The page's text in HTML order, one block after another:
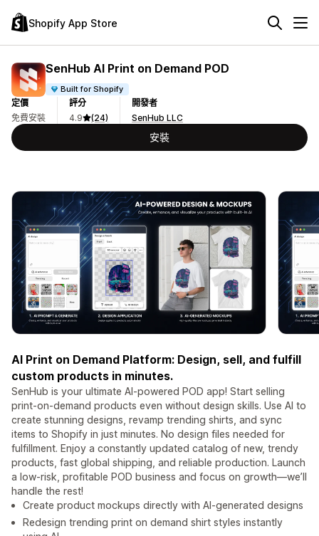
Shopify App Store
SenHub AI Print on Demand POD
Built for Shopify
定價
免費安裝
評分
4.9
(24)
開發者
SenHub LLC
安裝
AI Print on Demand Platform: Design, sell, and fulfill
custom products in minutes.
SenHub is your ultimate AI-powered POD app! Start selling
print-on-demand products even without design skills. Use AI to
create stunning designs, revamp trending shirts, and sync
items to Shopify in just minutes. No design files needed for
fulfillment. Enjoy a constantly updated catalog of new, trendy
products, fast global shipping, and reliable production. Launch
a low-risk, profitable POD business and focus on growth—we’ll
handle the rest!
Create product mockups directly with AI-generated designs
Redesign trending print on demand shirt styles instantly